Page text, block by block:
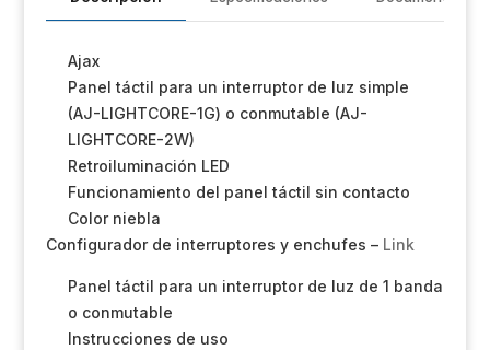
Ajax
Panel táctil para un interruptor de luz simple
(AJ-LIGHTCORE-1G) o conmutable (AJ-
LIGHTCORE-2W)
Retroiluminación LED
Funcionamiento del panel táctil sin contacto
Color niebla
Configurador de interruptores y enchufes – Link
Panel táctil para un interruptor de luz de 1 banda
o conmutable
Instrucciones de uso